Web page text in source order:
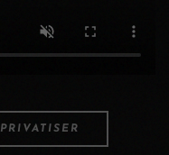
PRIVATISER